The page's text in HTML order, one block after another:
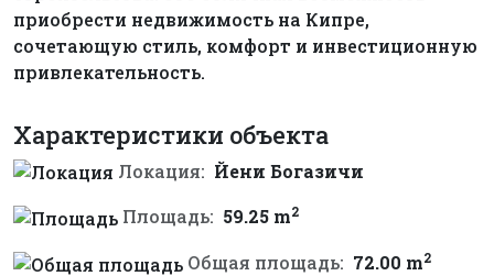
приобрести недвижимость на Кипре,
сочетающую стиль, комфорт и инвестиционную
привлекательность.
Характеристики объекта
Локация: Йени Богазичи
Площадь: 59.25 m2
Общая площадь: 72.00 m2